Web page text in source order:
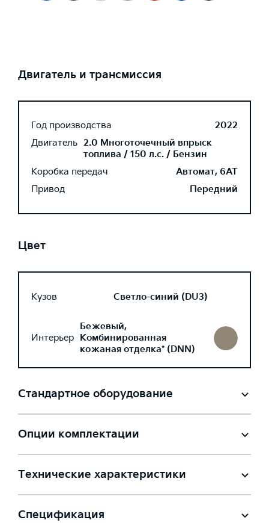
Двигатель и трансмиссия
Год производства
2022
Двигатель 2.0 Многоточечный впрыск
топлива / 150 л.с. / Бензин
Коробка передач
Автомат, 6AT
Привод
Передний
Цвет
Кузов Светло-синий (DU3)
Интерьер
Бежевый,
Комбинированная
кожаная отделка* (DNN)
Стандартное оборудование
Опции комплектации
Технические характеристики
Спецификация